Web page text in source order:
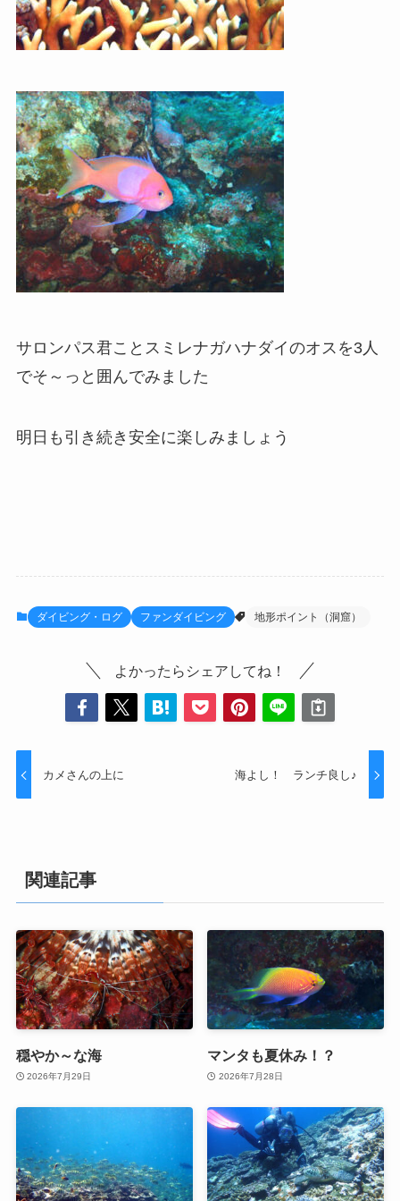
サロンパス君ことスミレナガハナダイのオスを3人
でそ～っと囲んでみました
明日も引き続き安全に楽しみましょう
ダイビング・ログ ファンダイビング 地形ポイント（洞窟）
よかったらシェアしてね！
カメさんの上に 海よし！ ランチ良し♪
関連記事
穏やか～な海
2026年7月29日
マンタも夏休み！？
2026年7月28日